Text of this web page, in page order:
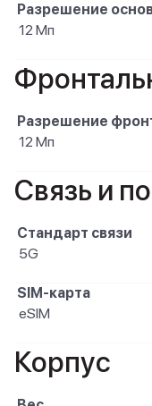
Разрешение
12 Мп
Разрешение
12 Мп
Связь и
Стандарт связи
5G
SIM-карта
eSIM
Корпус